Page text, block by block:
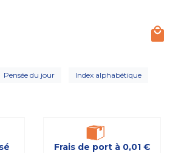
Pensée du jour Index alphabétique
Frais de port à 0,01 €